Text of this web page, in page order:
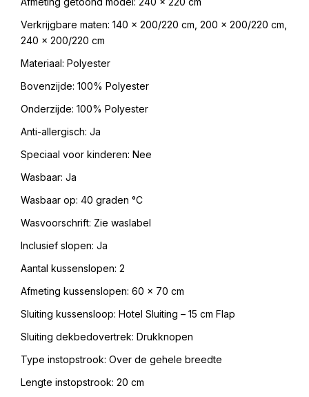
Verkrijgbare maten: 140 x 200/220 cm, 200 x 200/220 cm,
240 x 200/220 cm
Materiaal: Polyester
Bovenzijde: 100% Polyester
Onderzijde: 100% Polyester
Anti-allergisch: Ja
Speciaal voor kinderen: Nee
Wasbaar: Ja
Wasbaar op: 40 graden °C
Wasvoorschrift: Zie waslabel
Inclusief slopen: Ja
Aantal kussenslopen: 2
Afmeting kussenslopen: 60 x 70 cm
Sluiting kussensloop: Hotel Sluiting – 15 cm Flap
Sluiting dekbedovertrek: Drukknopen
Type instopstrook: Over de gehele breedte
Lengte instopstrook: 20 cm